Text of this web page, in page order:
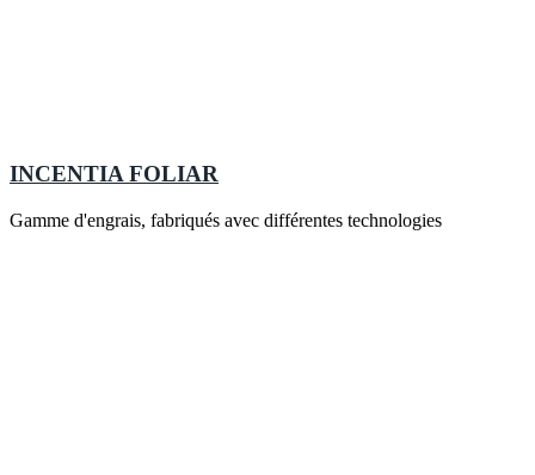
INCENTIA FOLIAR
Gamme d'engrais, fabriqués avec différentes technologies